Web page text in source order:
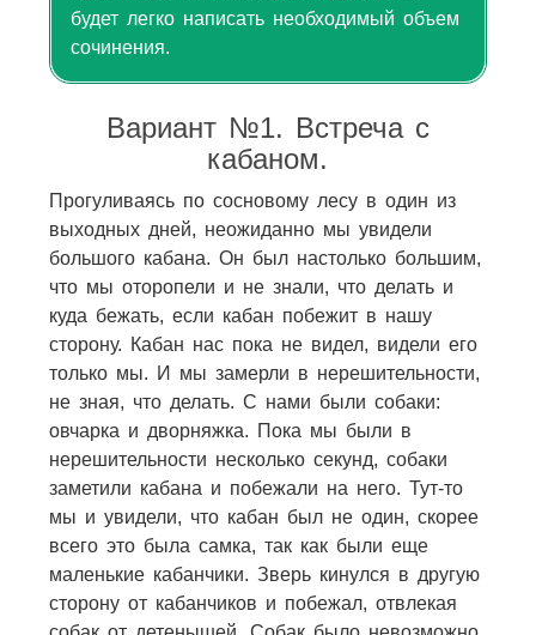
будет легко написать необходимый объем
сочинения.
Вариант №1. Встреча с
кабаном.
Прогуливаясь по сосновому лесу в один из
выходных дней, неожиданно мы увидели
большого кабана. Он был настолько большим,
что мы оторопели и не знали, что делать и
куда бежать, если кабан побежит в нашу
сторону. Кабан нас пока не видел, видели его
только мы. И мы замерли в нерешительности,
не зная, что делать. С нами были собаки:
овчарка и дворняжка. Пока мы были в
нерешительности несколько секунд, собаки
заметили кабана и побежали на него. Тут-то
мы и увидели, что кабан был не один, скорее
всего это была самка, так как были еще
маленькие кабанчики. Зверь кинулся в другую
сторону от кабанчиков и побежал, отвлекая